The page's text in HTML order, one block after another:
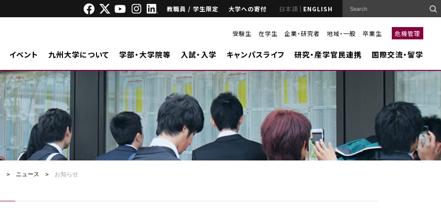
教職員 / 学生限定 大学への寄付 日本語 ENGLISH
受験生 在学生 企業・研究者 地域・一般 卒業生 危機管理
イベント 九州大学について 学部・大学院等 入試・入学 キャンパスライフ 研究・産学官民連携 国際交流・留学
ニュース お知らせ